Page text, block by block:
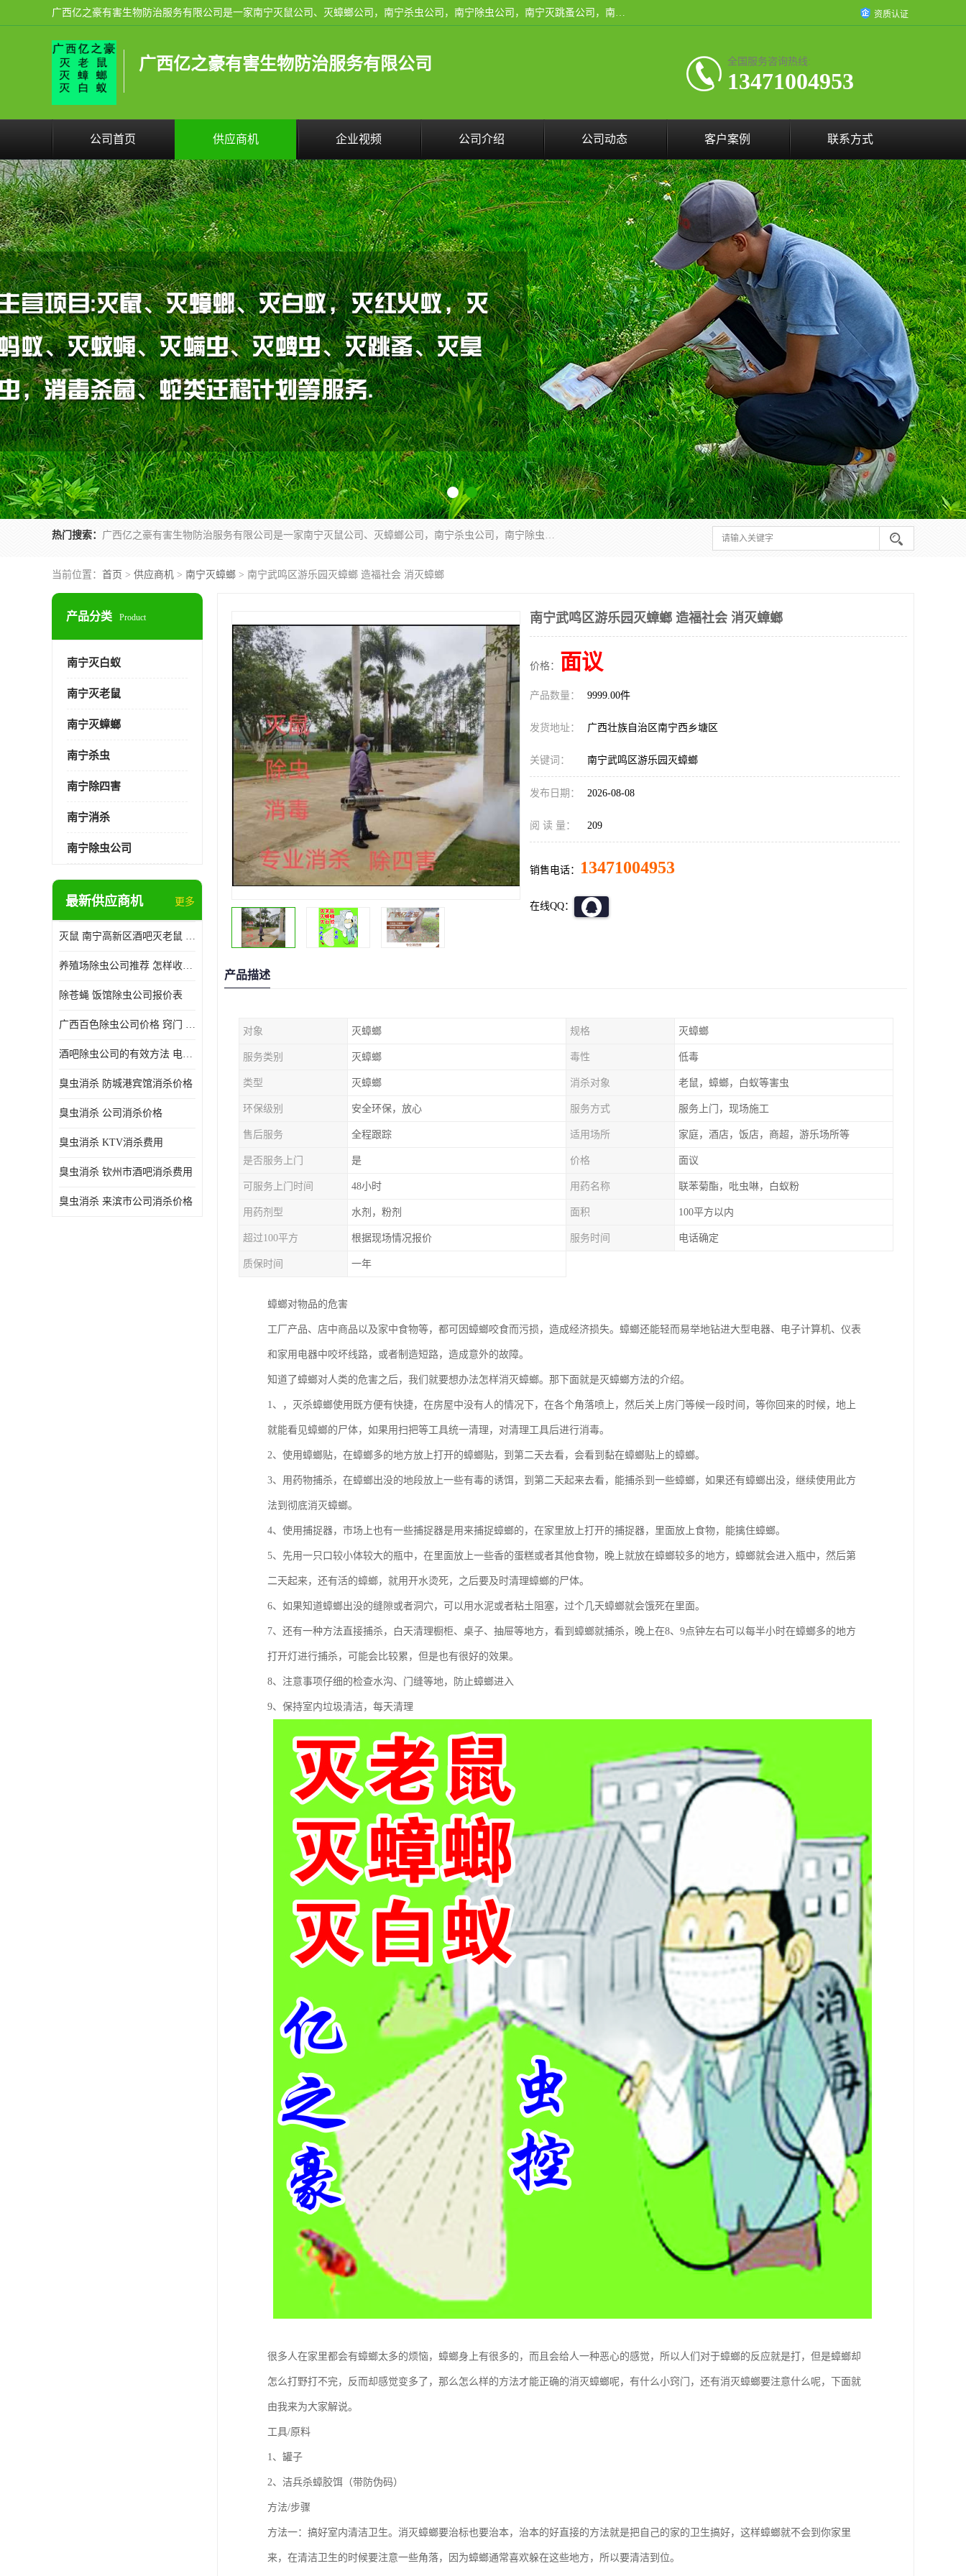
广西亿之豪有害生物防治服务有限公司是一家南宁灭鼠公司、灭蟑螂公司，南宁杀虫公司，南宁除虫公司，南宁灭跳蚤公司，南宁灭白蚁公司，南宁除四害公司,广西亿之豪有害生物防治服务有限公司专业灭蟑螂,除臭虫,其他害虫,服务上门,安全环保,售后保障,一次消杀，竭诚为您服务. 资质认证
广西亿之豪有害生物防治服务有限公司 全国服务咨询热线:
13471004953
公司首页 供应商机 企业视频 公司介绍 公司动态 客户案例 联系方式
热门搜索： 广西亿之豪有害生物防治服务有限公司是一家南宁灭鼠公司、灭蟑螂公司，南宁杀虫公司，南宁除虫公司，南宁灭跳蚤公司，南宁灭白蚁公司，南宁除四害公司,广西亿之豪有害生物防治服务有限公司专业灭蟑螂,除臭虫,其他害虫,服务上门,安全环保,售后保障,一次消杀，竭诚为您服务.
当前位置： 首页 > 供应商机 > 南宁灭蟑螂 > 南宁武鸣区游乐园灭蟑螂 造福社会 消灭蟑螂
产品分类 Product
南宁灭白蚁
南宁灭老鼠
南宁灭蟑螂
南宁杀虫
南宁除四害
南宁消杀
南宁除虫公司
最新供应商机 更多
灭鼠 南宁高新区酒吧灭老鼠 诚信经营
养殖场除虫公司推荐 怎样收费 除苍蝇
除苍蝇 饭馆除虫公司报价表
广西百色除虫公司价格 窍门 除蟑螂
酒吧除虫公司的有效方法 电话 除螨虫
臭虫消杀 防城港宾馆消杀价格
臭虫消杀 公司消杀价格
臭虫消杀 KTV消杀费用
臭虫消杀 钦州市酒吧消杀费用
臭虫消杀 来滨市公司消杀价格
南宁武鸣区游乐园灭蟑螂 造福社会 消灭蟑螂
价格： 面议
产品数量： 9999.00件
发货地址： 广西壮族自治区南宁西乡塘区
关键词： 南宁武鸣区游乐园灭蟑螂
发布日期： 2026-08-08
阅 读 量： 209
销售电话： 13471004953
在线QQ：
产品描述
对象 灭蟑螂 规格 灭蟑螂
服务类别 灭蟑螂 毒性 低毒
类型 灭蟑螂 消杀对象 老鼠，蟑螂，白蚁等害虫
环保级别 安全环保，放心 服务方式 服务上门，现场施工
售后服务 全程跟踪 适用场所 家庭，酒店，饭店，商超，游乐场所等
是否服务上门 是 价格 面议
可服务上门时间 48小时 用药名称 联苯菊酯，吡虫啉，白蚁粉
用药剂型 水剂，粉剂 面积 100平方以内
超过100平方 根据现场情况报价 服务时间 电话确定
质保时间 一年
蟑螂对物品的危害
工厂产品、店中商品以及家中食物等，都可因蟑螂咬食而污损，造成经济损失。蟑螂还能轻而易举地钻进大型电器、电子计算机、仪表
和家用电器中咬坏线路，或者制造短路，造成意外的故障。
知道了蟑螂对人类的危害之后，我们就要想办法怎样消灭蟑螂。那下面就是灭蟑螂方法的介绍。
1、，灭杀蟑螂使用既方便有快捷，在房屋中没有人的情况下，在各个角落喷上，然后关上房门等候一段时间，等你回来的时候，地上
就能看见蟑螂的尸体，如果用扫把等工具统一清理，对清理工具后进行消毒。
2、使用蟑螂贴，在蟑螂多的地方放上打开的蟑螂贴，到第二天去看，会看到黏在蟑螂贴上的蟑螂。
3、用药物捕杀，在蟑螂出没的地段放上一些有毒的诱饵，到第二天起来去看，能捕杀到一些蟑螂，如果还有蟑螂出没，继续使用此方
法到彻底消灭蟑螂。
4、使用捕捉器，市场上也有一些捕捉器是用来捕捉蟑螂的，在家里放上打开的捕捉器，里面放上食物，能擒住蟑螂。
5、先用一只口较小体较大的瓶中，在里面放上一些香的蛋糕或者其他食物，晚上就放在蟑螂较多的地方，蟑螂就会进入瓶中，然后第
二天起来，还有活的蟑螂，就用开水烫死，之后要及时清理蟑螂的尸体。
6、如果知道蟑螂出没的缝隙或者洞穴，可以用水泥或者粘土阻塞，过个几天蟑螂就会饿死在里面。
7、还有一种方法直接捕杀，白天清理橱柜、桌子、抽屉等地方，看到蟑螂就捕杀，晚上在8、9点钟左右可以每半小时在蟑螂多的地方
打开灯进行捕杀，可能会比较累，但是也有很好的效果。
8、注意事项仔细的检查水沟、门缝等地，防止蟑螂进入
9、保持室内垃圾清洁，每天清理
很多人在家里都会有蟑螂太多的烦恼，蟑螂身上有很多的，而且会给人一种恶心的感觉，所以人们对于蟑螂的反应就是打，但是蟑螂却
怎么打野打不完，反而却感觉变多了，那么怎么样的方法才能正确的消灭蟑螂呢，有什么小窍门，还有消灭蟑螂要注意什么呢，下面就
由我来为大家解说。
工具/原料
1、罐子
2、洁兵杀蟑胶饵（带防伪码）
方法/步骤
方法一：搞好室内清洁卫生。消灭蟑螂要治标也要治本，治本的好直接的方法就是把自己的家的卫生搞好，这样蟑螂就不会到你家里
来，在清洁卫生的时候要注意一些角落，因为蟑螂通常喜欢躲在这些地方，所以要清洁到位。